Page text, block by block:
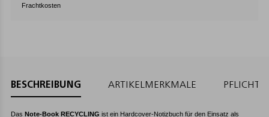
Frachtkosten
BESCHREIBUNG ARTIKELMERKMALE
Das Note-Book RECYCLING ist ein Hardcover-Notizbuch für den Einsatz als